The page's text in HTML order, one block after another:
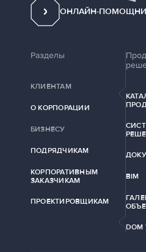
ОНЛАЙН-
Разделы
КЛИЕНТАМ
О КОРПОРАЦИИ
БИЗНЕСУ
ПОДРЯДЧИКАМ
КОРПОРАТИВНЫМ
ЗАКАЗЧИКАМ
ПРОЕКТИРОВЩИКАМ
BIM
DOM